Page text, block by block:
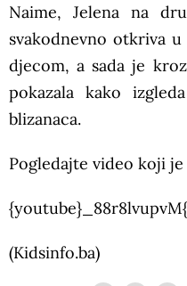
Naime, Jelena na
svakodnevno otkriva
djecom, a sada je
pokazala kako
blizanaca.
Pogledajte video koji je
(Kidsinfo.ba)